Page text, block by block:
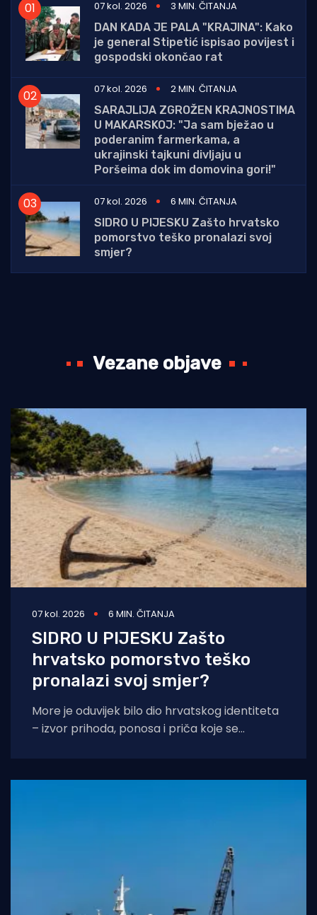
07 kol. 2026
3 MIN. ČITANJA
DAN KADA JE PALA "KRAJINA": Kako
je general Stipetić ispisao povijest i
gospodski okončao rat
07 kol. 2026
2 MIN. ČITANJA
SARAJLIJA ZGROŽEN KRAJNOSTIMA
U MAKARSKOJ: "Ja sam bježao u
poderanim farmerkama, a
ukrajinski tajkuni divljaju u
Poršeima dok im domovina gori!"
07 kol. 2026
6 MIN. ČITANJA
SIDRO U PIJESKU Zašto hrvatsko
pomorstvo teško pronalazi svoj
smjer?
Vezane objave
07 kol. 2026 6 MIN. ČITANJA
SIDRO U PIJESKU Zašto
hrvatsko pomorstvo teško
pronalazi svoj smjer?
More je oduvijek bilo dio hrvatskog identiteta
– izvor prihoda, ponosa i priča koje se